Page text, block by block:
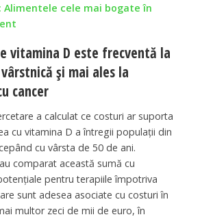
Alimentele cele mai bogate în
vitamina D este frecventă la
și mai ales la
cancer
a calculat ce costuri ar suporta
cu vitamina D a întregii populații din
cu vârsta de 50 de ani.
comparat această sumă cu
pentru terapiile împotriva
sunt adesea asociate cu costuri în
multor zeci de mii de euro, în